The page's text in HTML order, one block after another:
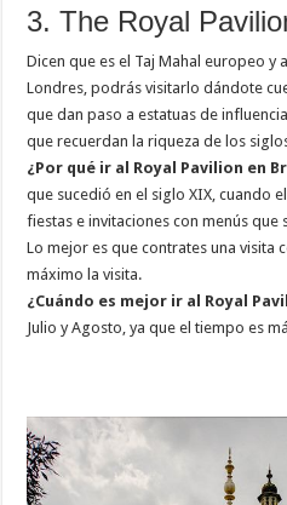
3. The Royal
Dicen que es el Taj Mahal europeo y
Londres, podrás visitarlo dándote
que dan paso a estatuas de
que recuerdan la riqueza de los
¿Por qué ir al Royal Pavilion en
que sucedió en el siglo XIX, cuando
fiestas e invitaciones con menús que
Lo mejor es que contrates una visita
máximo la visita.
¿Cuándo es mejor ir al Royal
Julio y Agosto, ya que el tiempo es